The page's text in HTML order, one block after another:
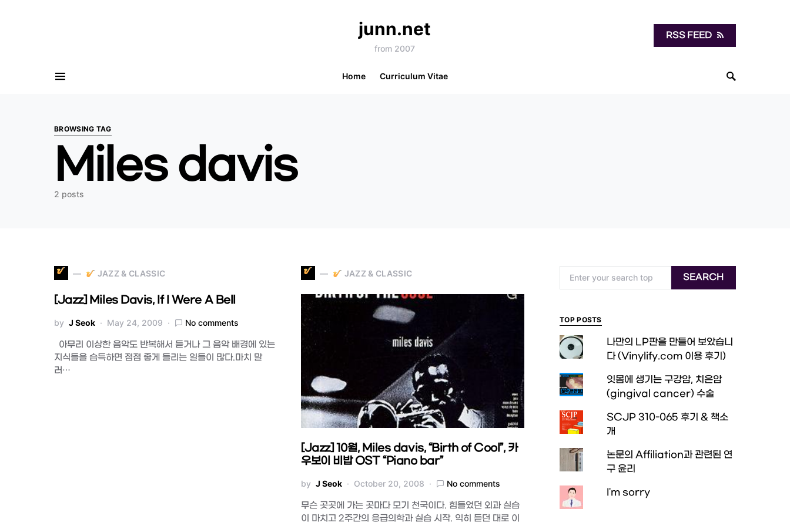
junn.net
from 2007
RSS FEED
Home Curriculum Vitae
Search for:
BROWSING TAG
Miles davis
2 posts
JAZZ & CLASSIC
[Jazz] Miles Davis, If I Were A Bell
by J Seok May 24, 2009 No comments
아무리 이상한 음악도 반복해서 듣거나 그 음악 배경에 있는
지식들을 습득하면 점점 좋게 들리는 일들이 많다.마치 말
러…
JAZZ & CLASSIC
[Jazz] 10월, Miles davis, “Birth of Cool”, 카
우보이 비밥 OST “Piano bar”
by J Seok October 20, 2008 No comments
무슨 곳곳에 가는 곳마다 모기 천국이다. 힘들었던 외과 실습
이 마치고 2주간의 응급의학과 실습 시작. 익히 듣던 대로 이
SEARCH
TOP POSTS
나만의 LP판을 만들어 보았습니
다 (Vinylify.com 이용 후기)
잇몸에 생기는 구강암, 치은암
(gingival cancer) 수술
SCJP 310-065 후기 & 책소
개
논문의 Affiliation과 관련된 연
구 윤리
I'm sorry